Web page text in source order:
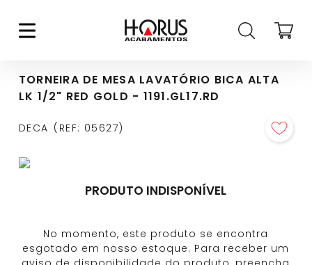
TORNEIRA DE MESA LAVATÓRIO BICA ALTA
LK 1/2" RED GOLD - 1191.GL17.RD
DECA REF: 05627
PRODUTO INDISPONÍVEL